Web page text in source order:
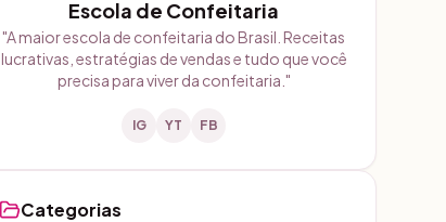
Escola de Confeitaria
"A maior escola de confeitaria do Brasil. Receitas
lucrativas, estratégias de vendas e tudo que você
precisa para viver da confeitaria. "
IG YT FB
Categorias